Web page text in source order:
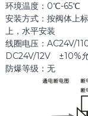
环境温度：0℃-65℃
安装方式：按阀体上
上，水平安装
线圈电压：AC24V/
DC24V/12V ±10%
防爆等级：无